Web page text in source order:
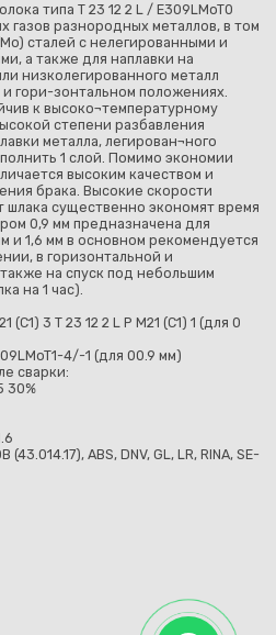
типа T 23 12 2 L / E309LMoT0
газов разнородных металлов, в том
сталей с нелегированными и
а также для наплавки на
низколегированного металл
гори-зонтальном положениях.
к высоко¬температурному
степени разбавления
металла, легирован¬ного
1 слой. Помимо экономии
высоким качеством и
брака. Высокие скорости
шлака существенно экономят время
0,9 мм предназначена для
и 1,6 мм в основном рекомендуется
в горизонтальной и
на спуск под небольшим
на 1 час).
(C1) 3 T 23 12 2 L P M21 (C1) 1 (для 0
4/-1 (для 00.9 мм)
сварки:
30%
ABS, DNV, GL, LR, RINA, SE-